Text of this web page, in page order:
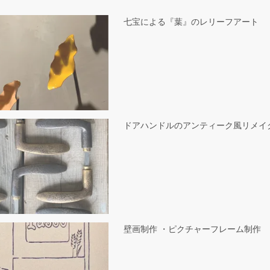
七宝による『葉』のレリーフアート
ドアハンドルのアンティーク風リメイ
壁画制作 ・ピクチャーフレーム制作